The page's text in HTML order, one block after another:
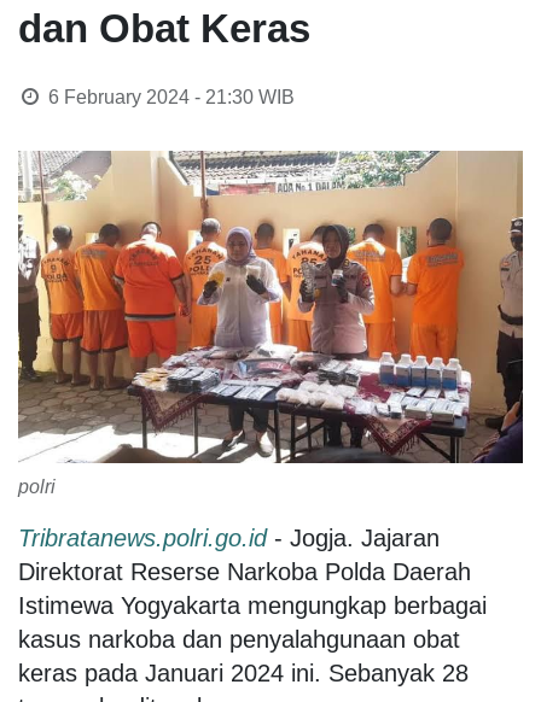
dan Obat Keras
6 February 2024 - 21:30WIB
polri
Tribratanews.polri.go.id- Jogja. Jajaran
Direktorat Reserse Narkoba Polda Daerah
Istimewa Yogyakarta mengungkap berbagai
kasus narkoba dan penyalahgunaan obat
keras pada Januari 2024 ini. Sebanyak 28